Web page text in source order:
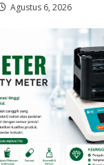
Agustus 6, 2026